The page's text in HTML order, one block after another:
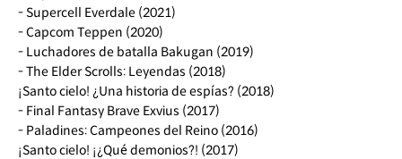
- Supercell Everdale (2021)
- Capcom Teppen (2020)
- Luchadores de batalla Bakugan (2019)
- The Elder Scrolls: Leyendas (2018)
¡Santo cielo! ¿Una historia de espías? (2018)
- Final Fantasy Brave Exvius (2017)
- Paladines: Campeones del Reino (2016)
¡Santo cielo! ¡¿Qué demonios?! (2017)